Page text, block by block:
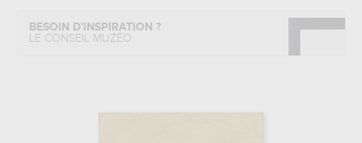
BESOIN D'INSPIRATION ?
LE CONSEIL MUZÉO